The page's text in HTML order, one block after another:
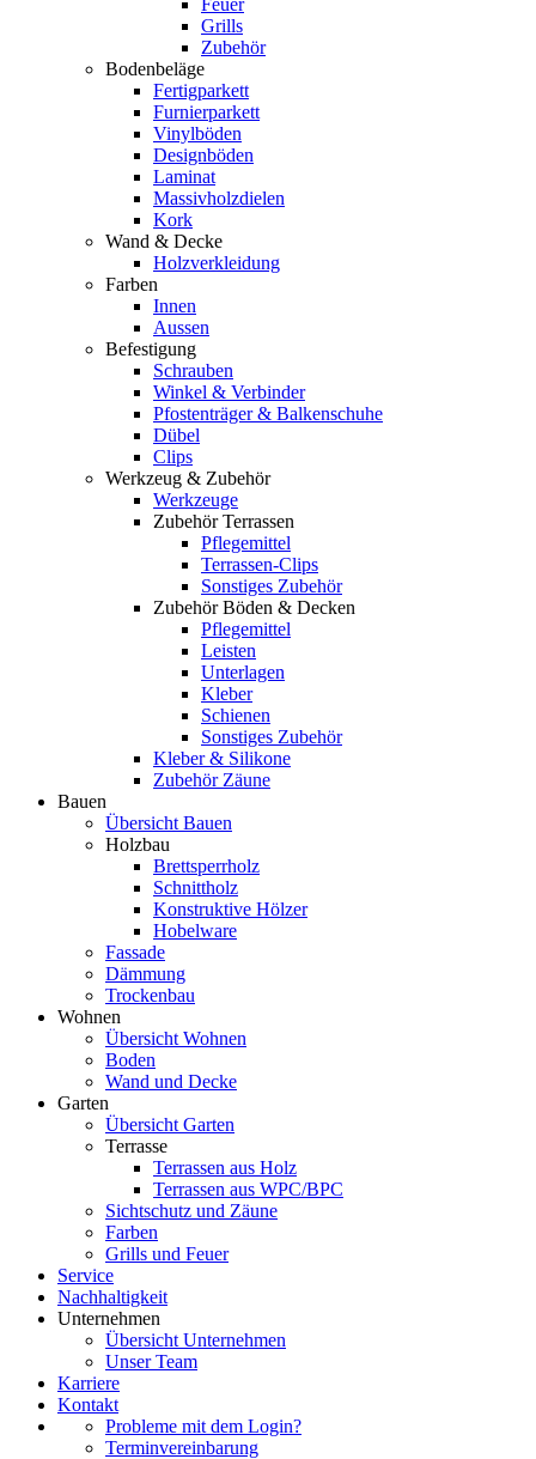
Grills
Zubehör
Bodenbeläge
Fertigparkett
Furnierparkett
Vinylböden
Designböden
Laminat
Massivholzdielen
Kork
Wand & Decke
Holzverkleidung
Farben
Innen
Aussen
Befestigung
Schrauben
Winkel & Verbinder
Pfostenträger & Balkenschuhe
Dübel
Clips
Werkzeug & Zubehör
Werkzeuge
Zubehör Terrassen
Pflegemittel
Terrassen-Clips
Sonstiges Zubehör
Zubehör Böden & Decken
Pflegemittel
Leisten
Unterlagen
Kleber
Schienen
Sonstiges Zubehör
Kleber & Silikone
Zubehör Zäune
Bauen
Übersicht Bauen
Holzbau
Brettsperrholz
Schnittholz
Konstruktive Hölzer
Hobelware
Fassade
Dämmung
Trockenbau
Wohnen
Übersicht Wohnen
Boden
Wand und Decke
Garten
Übersicht Garten
Terrasse
Terrassen aus Holz
Terrassen aus WPC/BPC
Sichtschutz und Zäune
Farben
Grills und Feuer
Service
Nachhaltigkeit
Unternehmen
Übersicht Unternehmen
Unser Team
Karriere
Kontakt
Probleme mit dem Login?
Terminvereinbarung